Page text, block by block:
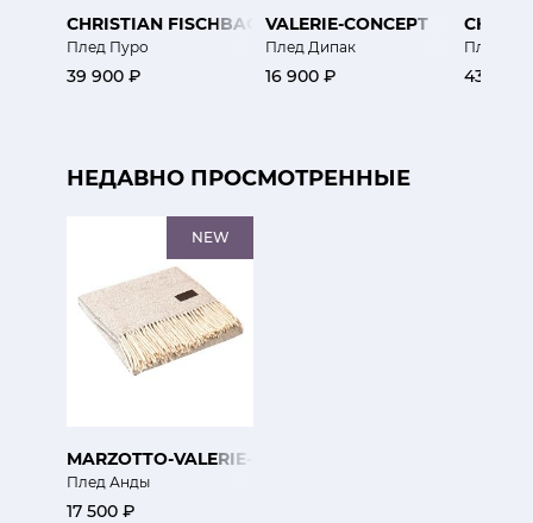
CHRISTIAN FISCHBACHER
Плед Пуро
39 900 ₽
VALERIE-CONCEPT
Плед Дипак
16 900 ₽
Плед
43 100 ₽
НЕДАВНО ПРОСМОТРЕННЫЕ
NEW
MARZOTTO-VALERIE-CONCEPT
Плед Анды
17 500 ₽